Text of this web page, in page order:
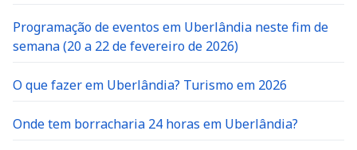
Programação de eventos em Uberlândia neste fim de
semana (20 a 22 de fevereiro de 2026)
O que fazer em Uberlândia? Turismo em 2026
Onde tem borracharia 24 horas em Uberlândia?